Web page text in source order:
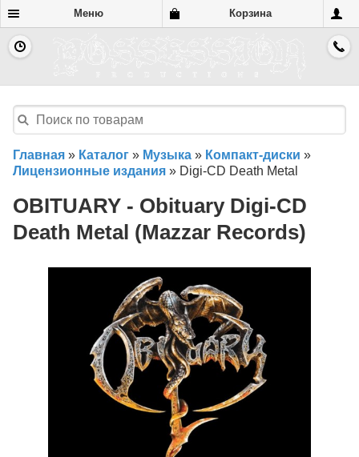
Меню Корзина
Главная » Каталог » Музыка » Компакт-диски »
Лицензионные издания » Digi-CD Death Metal
OBITUARY - Obituary Digi-CD
Death Metal (Mazzar Records)